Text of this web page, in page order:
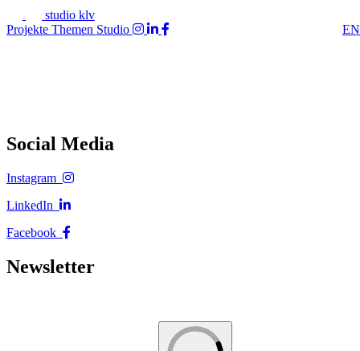
studio klv
Projekte Themen Studio EN
Social Media
Instagram
LinkedIn
Facebook
Newsletter